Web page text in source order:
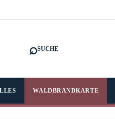
⌕SUCHE
WALDBRANDKARTE